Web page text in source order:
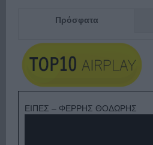
Πρόσφατα
ΕΙΠΕΣ – ΦΕΡΡΗΣ ΘΟΔΩΡΗΣ